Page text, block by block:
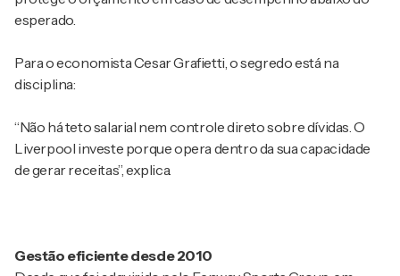
esperado.
Para o economista Cesar Grafietti, o segredo está na
disciplina:
“Não há teto salarial nem controle direto sobre dívidas. O
Liverpool investe porque opera dentro da sua capacidade
de gerar receitas”, explica.
Gestão eficiente desde 2010